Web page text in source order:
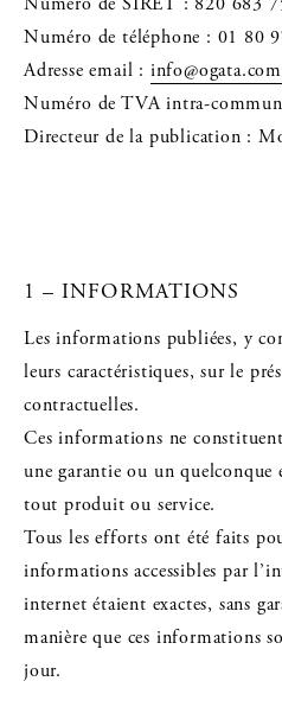
Numéro de téléphone : 01 80
Adresse email : info@ogata.com
Numéro de TVA intra-
Directeur de la publication :
1 – INFORMATIONS
Les informations publiées, y
leurs caractéristiques, sur le
contractuelles.
Ces informations ne
une garantie ou un quelconque
tout produit ou service.
Tous les efforts ont été faits
informations accessibles par
internet étaient exactes, sans
manière que ces informations
jour.